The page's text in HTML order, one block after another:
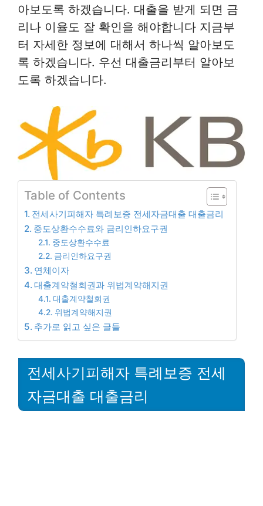
아보도록 하겠습니다. 대출을 받게 되면 금
리나 이율도 잘 확인을 해야합니다 지금부
터 자세한 정보에 대해서 하나씩 알아보도
록 하겠습니다. 우선 대출금리부터 알아보
도록 하겠습니다.
Table of Contents
전세사기피해자 특례보증 전세자금대출 대출금리
중도상환수수료와 금리인하요구권
중도상환수수료
금리인하요구권
연체이자
대출계약철회권과 위법계약해지권
대출계약철회권
위법계약해지권
추가로 읽고 싶은 글들
전세사기피해자 특례보증 전세
자금대출 대출금리